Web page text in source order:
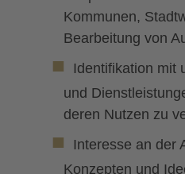
Kommunen,
Bearbeitung von
Identifikation mit
und
deren Nutzen zu
Interesse an der
Konzepten und